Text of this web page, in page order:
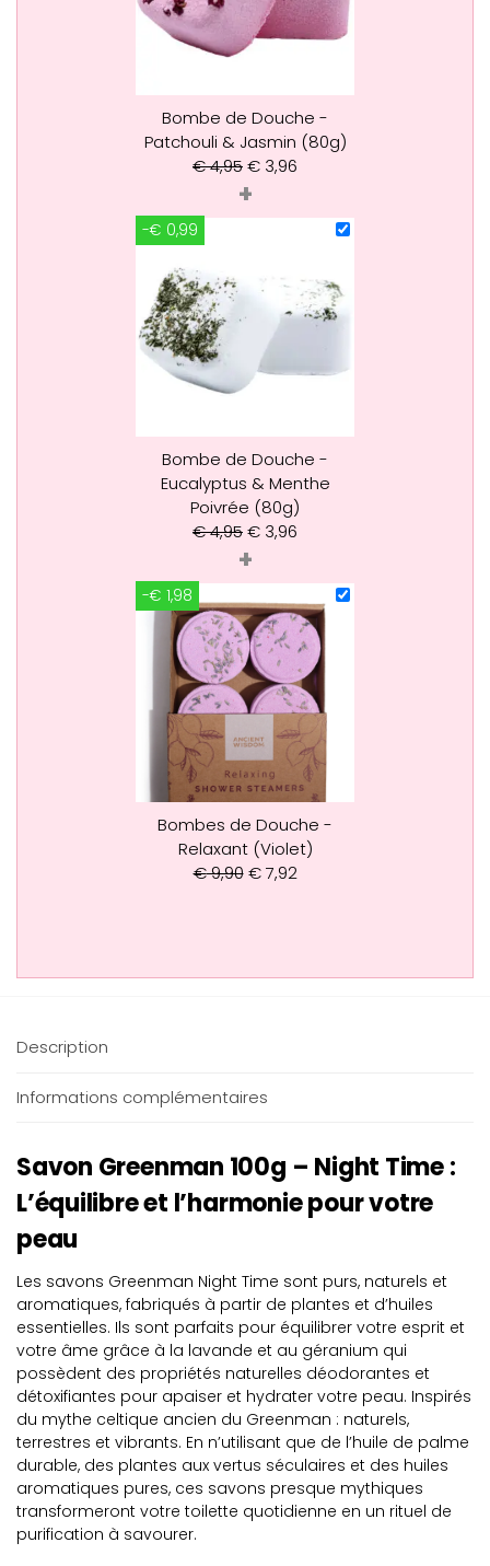
Bombe de Douche -
Patchouli & Jasmin (80g)
€4,95€ 3,96
+
-€ 0,99
Bombe de Douche -
Eucalyptus & Menthe
Poivrée (80g)
€4,95€ 3,96
+
-€ 1,98
Bombes de Douche -
Relaxant (Violet)
€9,90 €7,92
Description
Informations complémentaires
Savon Greenman 100g – Night Time :
L’équilibre et l’harmonie pour votre
peau
Les savons Greenman Night Time sont purs, naturels et
aromatiques, fabriqués à partir de plantes et d’huiles
essentielles. Ils sont parfaits pour équilibrer votre esprit et
votre âme grâce à la lavande et au géranium qui
possèdent des propriétés naturelles déodorantes et
détoxifiantes pour apaiser et hydrater votre peau. Inspirés
du mythe celtique ancien du Greenman : naturels,
terrestres et vibrants. En n’utilisant que de l’huile de palme
durable, des plantes aux vertus séculaires et des huiles
aromatiques pures, ces savons presque mythiques
transformeront votre toilette quotidienne en un rituel de
purification à savourer.